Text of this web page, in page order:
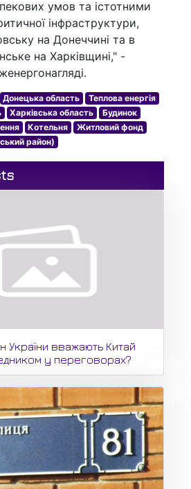
умов та істотними
інфраструктури,
на Донеччині та в
на Харківщині," -
Донецька область
Теплова енергія
Харківська область
Будинок
Котельня
Житловий фонд
район)
України вважають Китай
у переговорах?